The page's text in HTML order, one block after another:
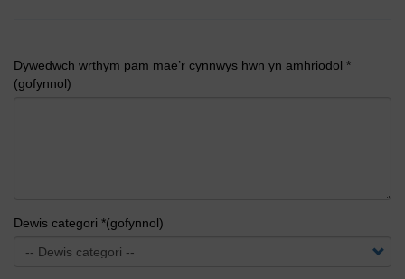
Dywedwch wrthym pam mae’r cynnwys hwn yn amhriodol *
(gofynnol)
Dewis categori *(gofynnol)